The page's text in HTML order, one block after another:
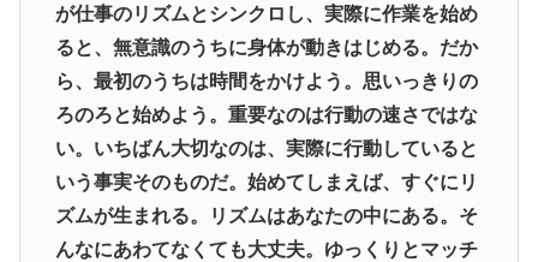
が仕事のリズムとシンクロし、実際に作業を始め
ると、無意識のうちに身体が動きはじめる。だか
ら、最初のうちは時間をかけよう。思いっきりの
ろのろと始めよう。重要なのは行動の速さではな
い。いちばん大切なのは、実際に行動していると
いう事実そのものだ。始めてしまえば、すぐにリ
ズムが生まれる。リズムはあなたの中にある。そ
んなにあわてなくても大丈夫。ゆっくりとマッチ